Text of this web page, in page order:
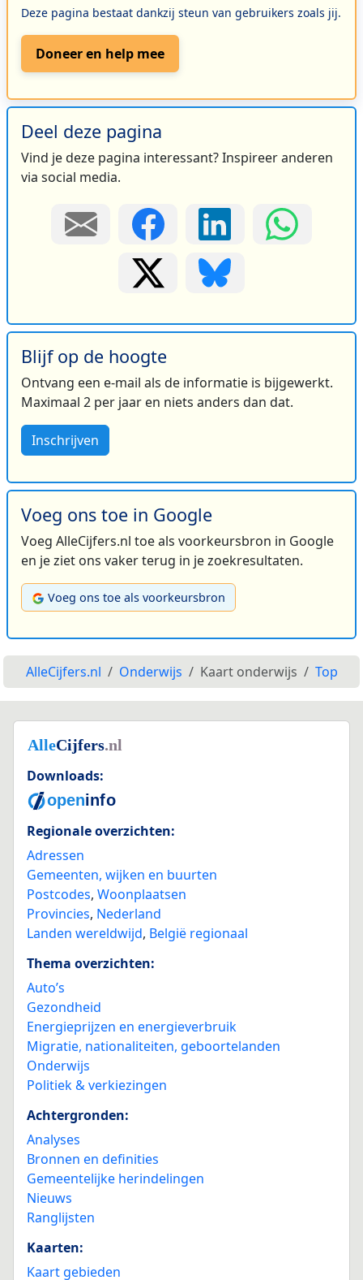
Deze pagina bestaat dankzij steun van gebruikers zoals jij.
Doneer en help mee
Deel deze pagina
Vind je deze pagina interessant? Inspireer anderen
via social media.
Blijf op de hoogte
Ontvang een e-mail als de informatie is bijgewerkt.
Maximaal 2 per jaar en niets anders dan dat.
Inschrijven
Voeg ons toe in Google
Voeg AlleCijfers.nl toe als voorkeursbron in Google
en je ziet ons vaker terug in je zoekresultaten.
Voeg ons toe als voorkeursbron
AlleCijfers.nl Onderwijs Kaart onderwijs Top
Downloads:
Regionale overzichten:
Adressen
Gemeenten, wijken en buurten
Postcodes, Woonplaatsen
Provincies, Nederland
Landen wereldwijd, België regionaal
Thema overzichten:
Auto’s
Gezondheid
Energieprijzen en energieverbruik
Migratie, nationaliteiten, geboortelanden
Onderwijs
Politiek & verkiezingen
Achtergronden:
Analyses
Bronnen en definities
Gemeentelijke herindelingen
Nieuws
Ranglijsten
Kaarten:
Kaart gebieden